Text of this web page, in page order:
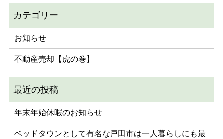
お知らせ
不動産売却【虎の巻】
年末年始休暇のお知らせ
ベッドタウンとして有名な戸田市は一人暮らしにも最